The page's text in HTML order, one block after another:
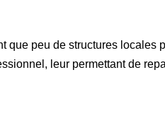
que peu de structures locales
leur permettant de